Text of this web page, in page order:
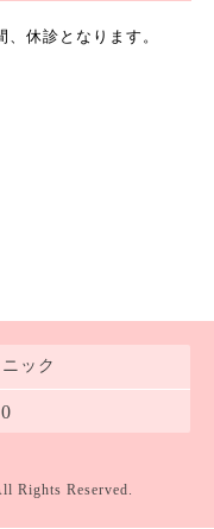
休診となります。
ック
Rights Reserved.